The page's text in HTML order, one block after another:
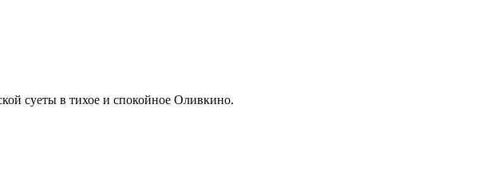
суеты в тихое и спокойное Оливкино.